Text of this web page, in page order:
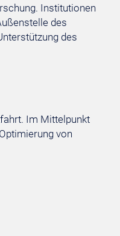
Institutionen
des
des
Im Mittelpunkt
von